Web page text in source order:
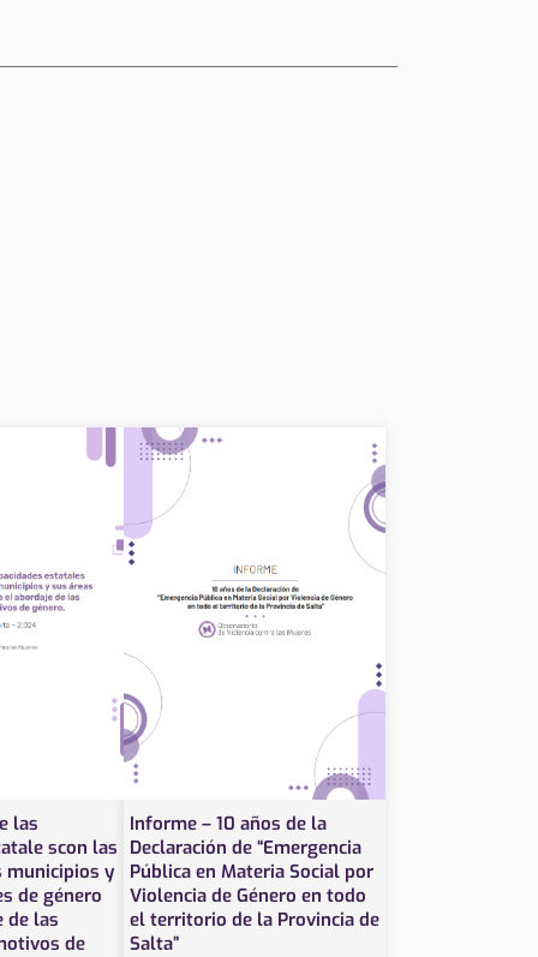
las
scon las
municipios y
de género
de las
de
Informe – 10 años de la
Declaración de “Emergencia
Pública en Materia Social por
Violencia de Género en todo
el territorio de la Provincia de
Salta”